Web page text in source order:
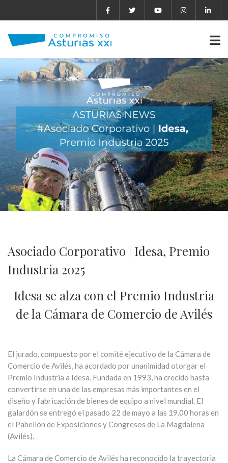
Asociado Corporativo | Idesa, Premio
Industria 2025
Idesa se alza con el Premio Industria
de la Cámara de Comercio de Avilés
El jurado, compuesto por el comité ejecutivo de la Cámara de
Comercio de Avilés, ha acordado por unanimidad otorgar el
Premio Industria a Idesa. Fundada en 1993, ha crecido hasta
convertirse en una de las empresas más importantes en el
diseño y fabricación de bienes de equipo a nivel mundial. El
galardón se entregó el pasado 22 de mayo a las 19.00 horas en
el Pabellón de Exposiciones y Congresos de La Magdalena
(Avilés).
La Cámara de Comercio de Avilés ha reconocido la trayectoria